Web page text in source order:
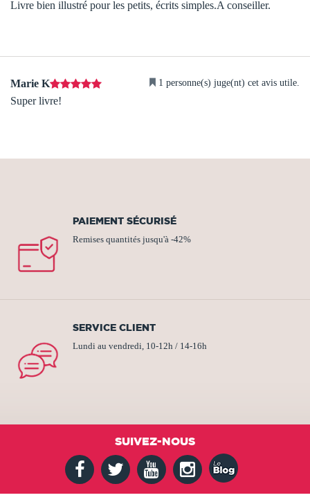
Livre bien illustré pour les petits, écrits simples.A conseiller.
Marie K 1 personne(s) juge(nt) cet avis utile.
Super livre!
PAIEMENT SÉCURISÉ
Remises quantités jusqu'à -42%
SERVICE CLIENT
Lundi au vendredi, 10-12h / 14-16h
SUIVEZ-NOUS